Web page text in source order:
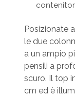
Posizionate
le due
a un ampio
pensili a
scuro. Il top
cm ed è